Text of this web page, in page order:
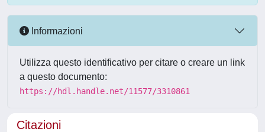
Informazioni
Utilizza questo identificativo per citare o creare un link
a questo documento:
https://hdl.handle.net/11577/3310861
Citazioni